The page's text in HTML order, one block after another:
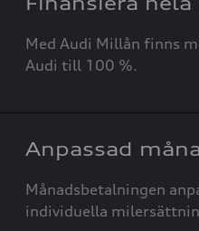
Med Audi Millån finns
Audi till 100 %.
Anpassad
Månadsbetalningen
individuella